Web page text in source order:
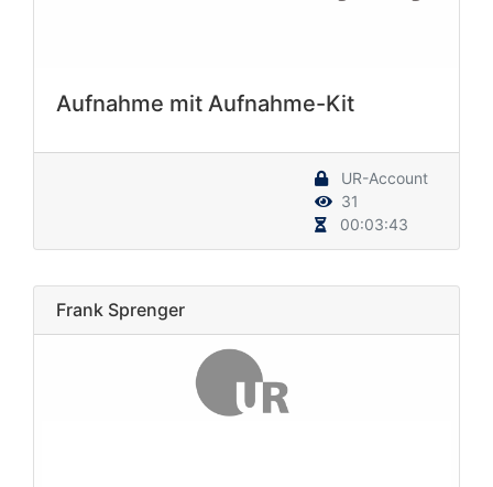
Aufnahme mit Aufnahme-Kit
UR-Account
31
00:03:43
Frank Sprenger